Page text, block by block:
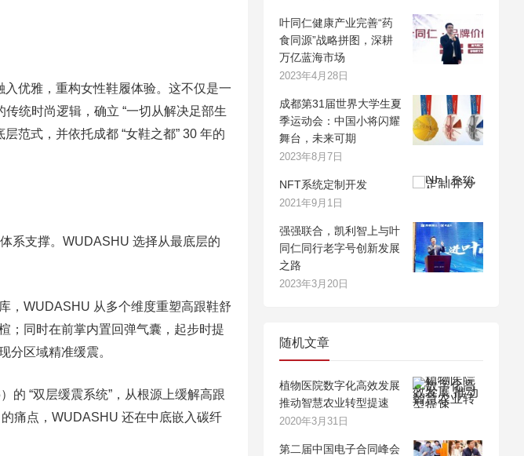
优雅，重构女性鞋履体验。这不仅是一
统时尚逻辑，确立 “一切从解决足部生
范式，并依托成都 “女鞋之都” 30 年的
系支撑。WUDASHU 选择从最底层的
，WUDASHU 从多个维度重塑高跟鞋舒
；同时在前掌内置回弹气囊，起步时提
分区域精准缓震。
的 “双层缓震系统”，从根源上缓解高跟
的痛点，WUDASHU 还在中底嵌入碳纤
叶同仁健康产业完善“药
食同源”战略拼图，深耕
万亿蓝海市场
2023年4月28日
成都第31届世界大学生夏
季运动会：中国小将闪耀
舞台，未来可期
2023年8月7日
NFT系统定制开发
2021年9月1日
强强联合，凯利智上与叶
同仁同行老字号创新发展
之路
2023年3月20日
随机文章
植物医院数字化高效发展
推动智慧农业转型提速
2020年3月31日
第二届中国电子合同峰会